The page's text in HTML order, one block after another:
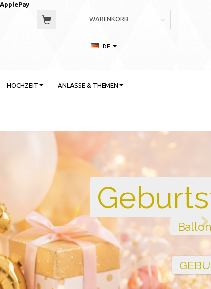
ay
WARENKORB
DE
HOCHZEIT ANLÄSSE & THEMEN
Stil